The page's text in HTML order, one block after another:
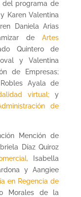
del programa de
Karen Valentina
Daniela Arias
de Artes
Quintero de
y Valentina
de Empresas;
Ayala de
virtual; y
de
Mención de
Díaz Quiroz
Isabella
y Aangiee
en Regencia de
Morales de la